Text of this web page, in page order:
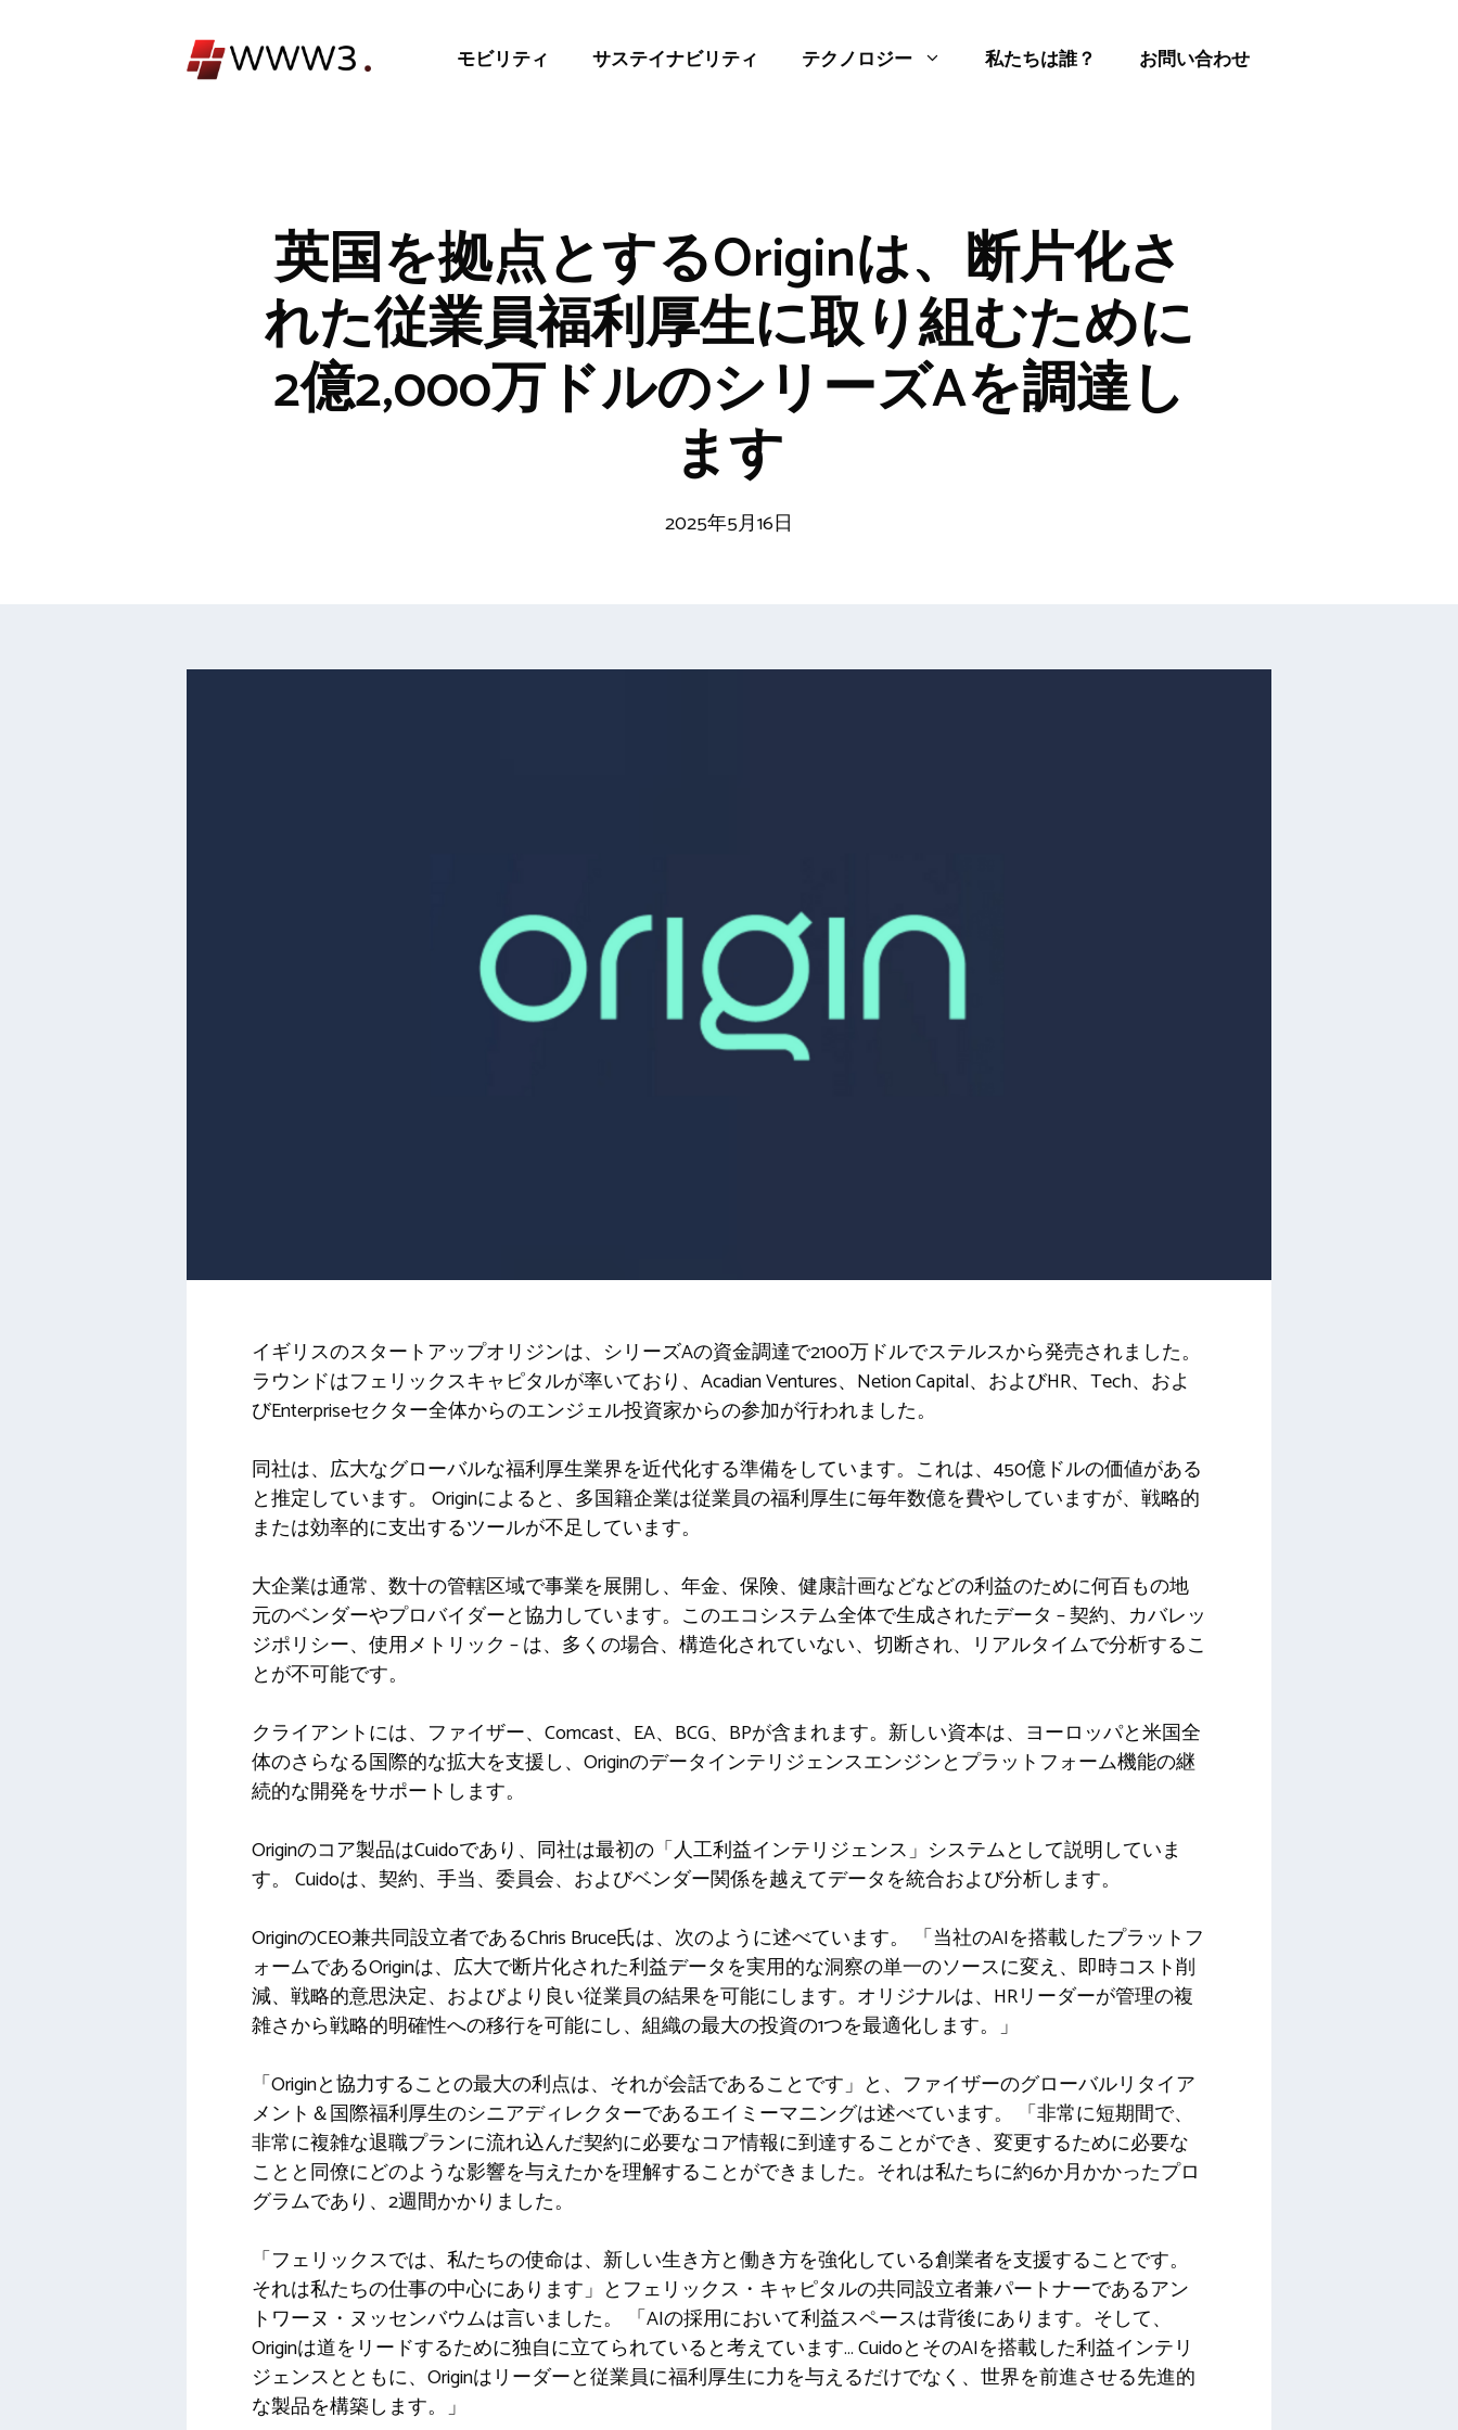
モビリティ サステイナビリティ テクノロジー 私たちは誰？ お問い合わせ
英国を拠点とするOriginは、断片化さ
れた従業員福利厚生に取り組むために
2億2,000万ドルのシリーズAを調達し
ます
2025年5月16日
イギリスのスタートアップオリジンは、シリーズAの資金調達で2100万ドルでステルスから発売されました。
ラウンドはフェリックスキャピタルが率いており、Acadian Ventures、Netion Capital、およびHR、Tech、およ
びEnterpriseセクター全体からのエンジェル投資家からの参加が行われました。
同社は、広大なグローバルな福利厚生業界を近代化する準備をしています。これは、450億ドルの価値がある
と推定しています。 Originによると、多国籍企業は従業員の福利厚生に毎年数億を費やしていますが、戦略的
または効率的に支出するツールが不足しています。
大企業は通常、数十の管轄区域で事業を展開し、年金、保険、健康計画などなどの利益のために何百もの地
元のベンダーやプロバイダーと協力しています。このエコシステム全体で生成されたデータ – 契約、カバレッ
ジポリシー、使用メトリック – は、多くの場合、構造化されていない、切断され、リアルタイムで分析するこ
とが不可能です。
クライアントには、ファイザー、Comcast、EA、BCG、BPが含まれます。新しい資本は、ヨーロッパと米国全
体のさらなる国際的な拡大を支援し、Originのデータインテリジェンスエンジンとプラットフォーム機能の継
続的な開発をサポートします。
Originのコア製品はCuidoであり、同社は最初の「人工利益インテリジェンス」システムとして説明していま
す。 Cuidoは、契約、手当、委員会、およびベンダー関係を越えてデータを統合および分析します。
OriginのCEO兼共同設立者であるChris Bruce氏は、次のように述べています。 「当社のAIを搭載したプラットフ
ォームであるOriginは、広大で断片化された利益データを実用的な洞察の単一のソースに変え、即時コスト削
減、戦略的意思決定、およびより良い従業員の結果を可能にします。オリジナルは、HRリーダーが管理の複
雑さから戦略的明確性への移行を可能にし、組織の最大の投資の1つを最適化します。」
「Originと協力することの最大の利点は、それが会話であることです」と、ファイザーのグローバルリタイア
メント＆国際福利厚生のシニアディレクターであるエイミーマニングは述べています。 「非常に短期間で、
非常に複雑な退職プランに流れ込んだ契約に必要なコア情報に到達することができ、変更するために必要な
ことと同僚にどのような影響を与えたかを理解することができました。それは私たちに約6か月かかったプロ
グラムであり、2週間かかりました。
「フェリックスでは、私たちの使命は、新しい生き方と働き方を強化している創業者を支援することです。
それは私たちの仕事の中心にあります」とフェリックス・キャピタルの共同設立者兼パートナーであるアン
トワーヌ・ヌッセンバウムは言いました。 「AIの採用において利益スペースは背後にあります。そして、
Originは道をリードするために独自に立てられていると考えています… CuidoとそのAIを搭載した利益インテリ
ジェンスとともに、Originはリーダーと従業員に福利厚生に力を与えるだけでなく、世界を前進させる先進的
な製品を構築します。」